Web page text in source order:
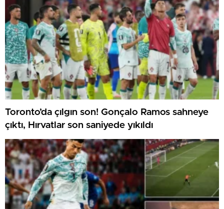
Toronto’da çılgın son! Gonçalo Ramos sahneye
çıktı, Hırvatlar son saniyede yıkıldı